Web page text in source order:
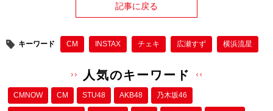
記事に戻る
キーワード CM INSTAX チェキ 広瀬すず 横浜流星
人気のキーワード
CMNOW CM STU48 AKB48 乃木坂46